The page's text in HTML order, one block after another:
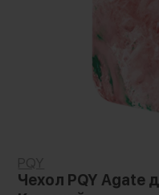
Чехол PQY Agate